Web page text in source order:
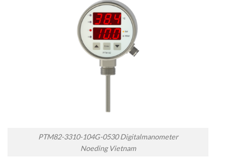
PTM82-3310-104G-0530 Digitalmanometer
Noeding Vietnam